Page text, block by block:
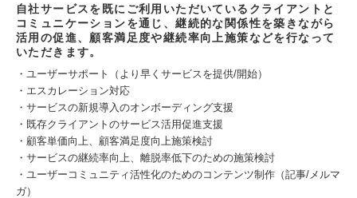
自社サービスを既にご利用いただいているクライアントと
コミュニケーションを通じ、継続的な関係性を築きながら
活用の促進、顧客満足度や継続率向上施策などを行なって
いただきます。
・ユーザーサポート（より早くサービスを提供/開始）
・エスカレーション対応
・サービスの新規導入のオンボーディング支援
・既存クライアントのサービス活用促進支援
・顧客単価向上、顧客満足度向上施策検討
・サービスの継続率向上、離脱率低下のための施策検討
・ユーザーコミュニティ活性化のためのコンテンツ制作（記事/メルマ
ガ）